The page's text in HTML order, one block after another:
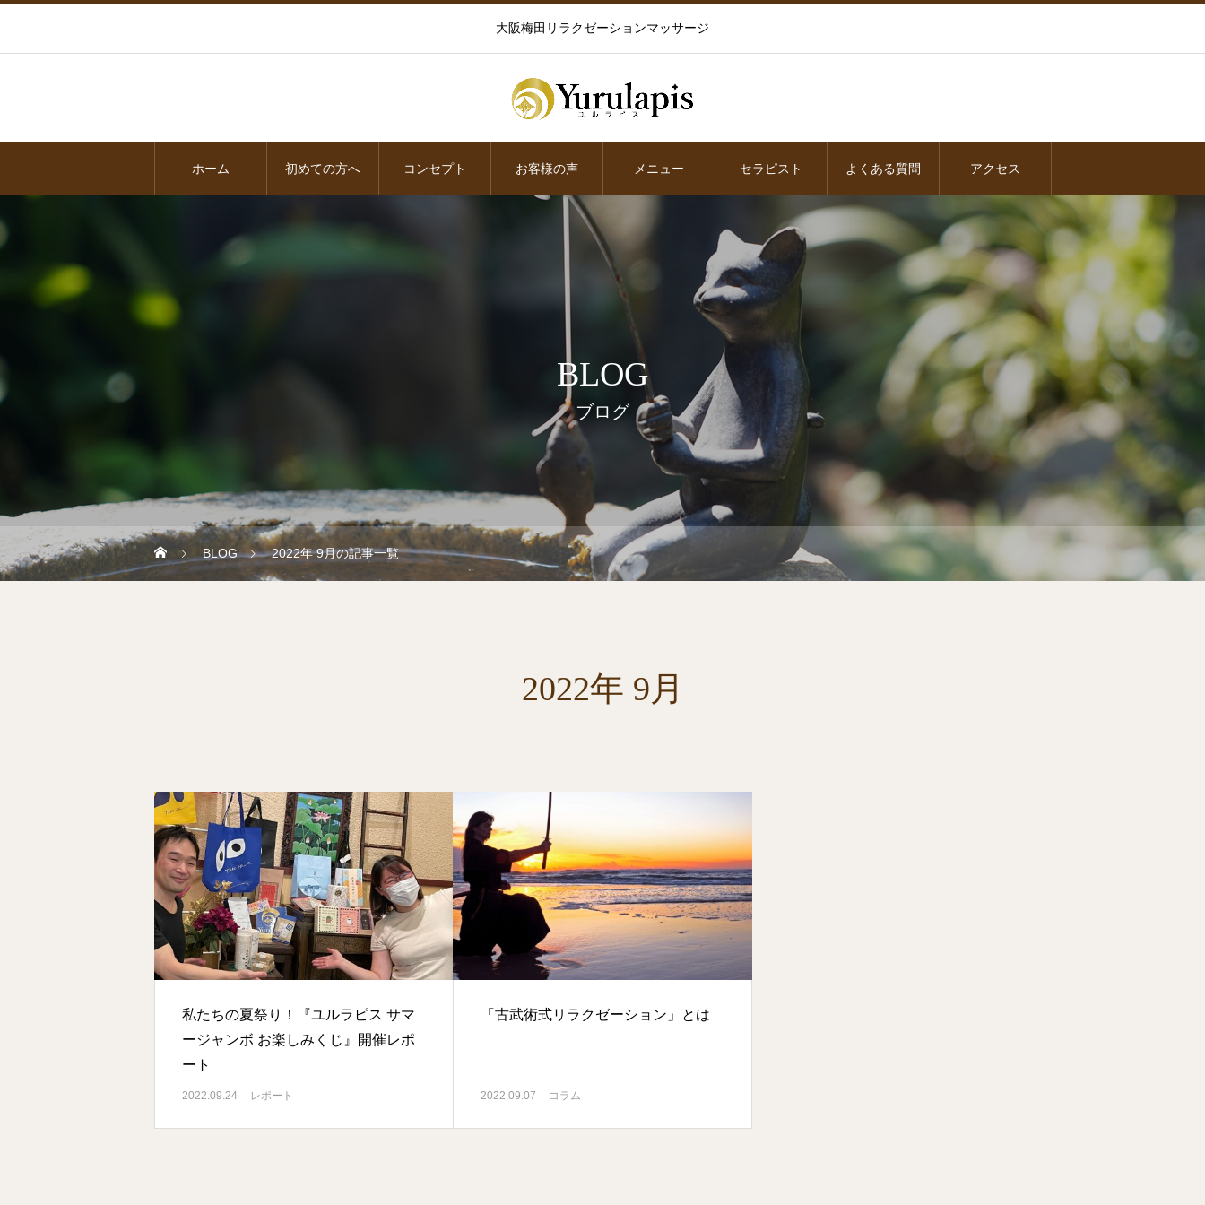
大阪梅田リラクゼーションマッサージ
ホーム 初めての方へ コンセプト お客様の声 メニュー セラピスト よくある質問 アクセス
BLOG
ブログ
BLOG 2022年 9月の記事一覧
2022年 9月
私たちの夏祭り！『ユルラピス サマ
ージャンボ お楽しみくじ』開催レポ
ート
2022.09.24 レポート
「古武術式リラクゼーション」とは
2022.09.07 コラム